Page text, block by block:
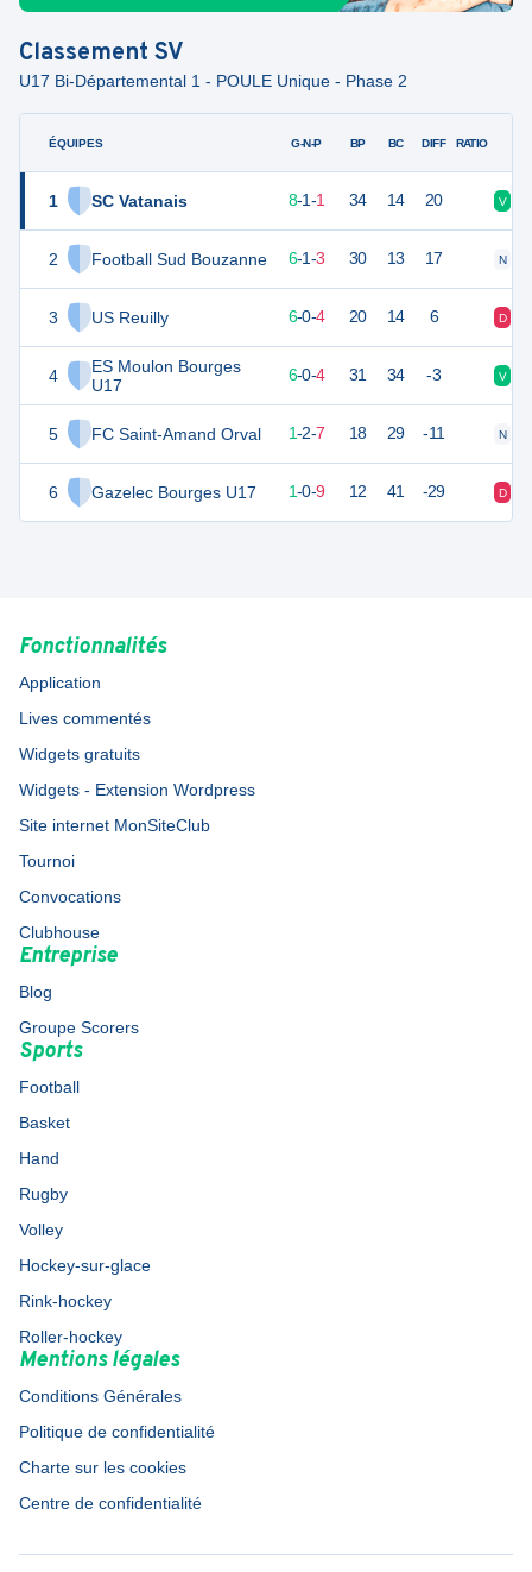
Classement SV
U17 Bi-Départemental 1 - POULE Unique - Phase 2
ÉQUIPES
1 SC Vatanais
2 Football Sud Bouzanne
3 US Reuilly
4
ES Moulon Bourges
U17
5 FC Saint-Amand Orval
6 Gazelec Bourges U17
G-N-P BP BC DIFF RATIO
8-1-1 34 14 20 V
19 10 6-1-3 30 13 17 N
6-0-4 20 14 6 D
18 6-0-4 31 34 -3 V
5 10 1-2-7 18 29 -11 N
3 10 1-0-9 12 41 -29 D
Fonctionnalités
Application
Lives commentés
Widgets gratuits
Widgets - Extension Wordpress
Site internet MonSiteClub
Tournoi
Convocations
Clubhouse
Entreprise
Blog
Groupe Scorers
Sports
Football
Basket
Hand
Rugby
Volley
Hockey-sur-glace
Rink-hockey
Roller-hockey
Mentions légales
Conditions Générales
Politique de confidentialité
Charte sur les cookies
Centre de confidentialité